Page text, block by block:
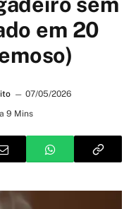
em 20
07/05/2026
9 Mins